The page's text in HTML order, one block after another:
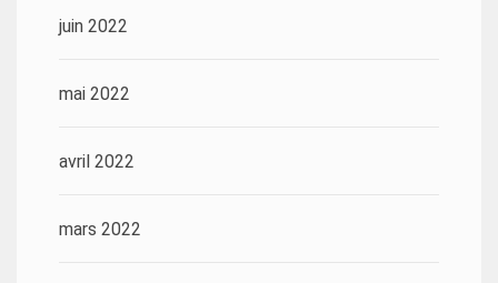
juin 2022
mai 2022
avril 2022
mars 2022